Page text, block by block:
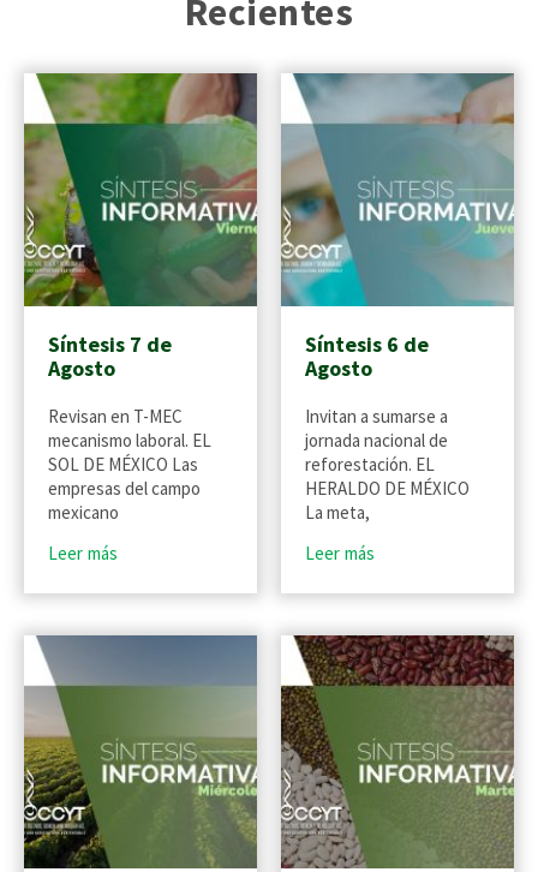
Recientes
Síntesis 7 de
Agosto
Revisan en T-MEC
mecanismo laboral. EL
SOL DE MÉXICO Las
empresas del campo
mexicano
Leer más
Síntesis 6 de
Agosto
Invitan a sumarse a
jornada nacional de
reforestación. EL
HERALDO DE MÉXICO
La meta,
Leer más